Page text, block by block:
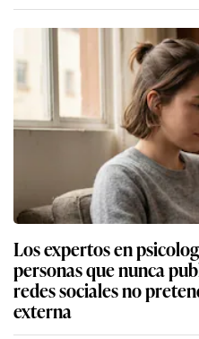
Los expertos en
personas que nunca
redes sociales no
externa